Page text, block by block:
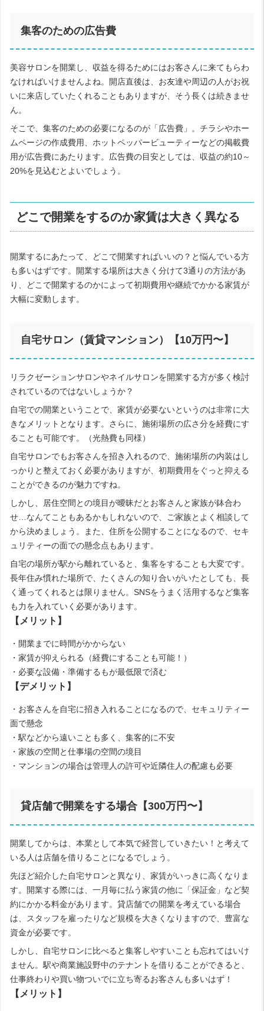
集客のための広告費
美容サロンを開業し、収益を得るためにはお客さんに来てもらわ
なければいけませんよね。開店直後は、お友達や周辺の人がお祝
いに来店していたくれることもありますが、そう長くは続きませ
ん。
そこで、集客のための必要になるのが「広告費」。チラシやホー
ムページの作成費用、ホットペッパービューティーなどの掲載費
用が広告費にあたります。広告費の目安としては、収益の約10～
20%を見込むとよいでしょう。
どこで開業をするのか家賃は大きく異なる
開業するにあたって、どこで開業すればいいの？と悩んでいる方
も多いはずです。開業する場所は大きく分けて3通りの方法があ
り、どこで開業するのかによって初期費用や継続でかかる家賃が
大幅に変動します。
自宅サロン（賃貸マンション）【10万円〜】
リラクゼーションサロンやネイルサロンを開業する方が多く検討
されているのではないしょうか？
自宅での開業ということで、家賃が必要ないというのは非常に大
きなメリットとなります。さらに、施術場所の広さ分を経費にす
ることも可能です。（光熱費も同様）
自宅サロンでもお客さんを招き入れるので、施術場所の内装はし
っかりと整えておく必要がありますが、初期費用をぐっと抑える
ことができるのが魅力ですね。
しかし、居住空間との境目が曖昧だとお客さんと家族が鉢合わ
せ…なんてこともあるかもしれないので、ご家族とよく相談して
から決めましょう。また、住所を公開することになるので、セキ
ュリティーの面での懸念点もあります。
自宅の場所が駅から離れていると、集客をすることも大変です。
長年住み慣れた場所で、たくさんの知り合いがいたとしても、長
く通ってくれるとは限りません。SNSをうまく活用するなど集客
も力を入れていく必要があります。
【メリット】
・開業までに時間がかからない
・家賃が抑えられる（経費にすることも可能！）
・必要な設備・準備するもが最低限で済む
【デメリット】
・お客さんを自宅に招き入れることになるので、セキュリティー
面で懸念
・駅などから遠いことも多く、集客的に不安
・家族の空間と仕事場の空間の境目
・マンションの場合は管理人の許可や近隣住人の配慮も必要
貸店舗で開業をする場合【300万円〜】
開業してからは、本業として本気で経営していきたい！と考えて
いる人は店舗を借りることになるでしょう。
先ほど紹介した自宅サロンと異なり、家賃がいっきに高くなりま
す。開業する際には、一月毎に払う家賃の他に「保証金」など契
約にかかる料金があります。貸店舗での開業を考えている場合
は、スタッフを雇ったりなど規模を大きくなりますので、豊富な
資金が必要です。
しかし、自宅サロンに比べると集客しやすいことも忘れてはいけ
ません。駅や商業施設野中のテナントを借りることができると、
仕事終わりや買い物ついでに立ち寄るお客さんも多いはず！
【メリット】